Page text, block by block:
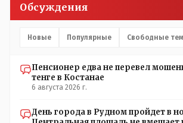
Обсуждения
Новые Популярные Свободные
Пенсионер едва не перевел
тенге в Костанае
6 августа 2026 г.
День города в Рудном пройдет в